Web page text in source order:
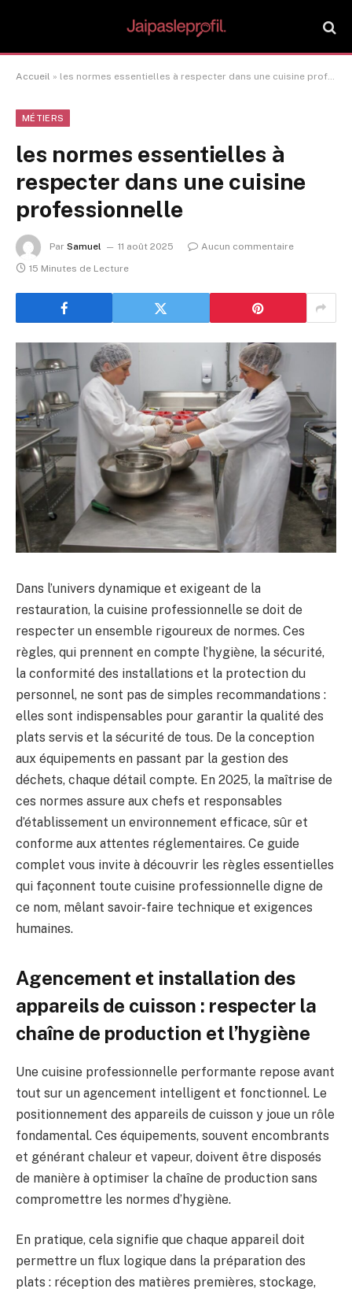
Accueil » les normes essentielles à respecter dans une cuisine professionnelle
MÉTIERS
les normes essentielles à
respecter dans une cuisine
professionnelle
Par Samuel 11 août 2025
Aucun commentaire
15 Minutes de Lecture
Dans l’univers dynamique et exigeant de la
restauration, la cuisine professionnelle se doit de
respecter un ensemble rigoureux de normes. Ces
règles, qui prennent en compte l’hygiène, la sécurité,
la conformité des installations et la protection du
personnel, ne sont pas de simples recommandations :
elles sont indispensables pour garantir la qualité des
plats servis et la sécurité de tous. De la conception
aux équipements en passant par la gestion des
déchets, chaque détail compte. En 2025, la maîtrise de
ces normes assure aux chefs et responsables
d’établissement un environnement efficace, sûr et
conforme aux attentes réglementaires. Ce guide
complet vous invite à découvrir les règles essentielles
qui façonnent toute cuisine professionnelle digne de
ce nom, mêlant savoir-faire technique et exigences
humaines.
Agencement et installation des
appareils de cuisson : respecter la
chaîne de production et l’hygiène
Une cuisine professionnelle performante repose avant
tout sur un agencement intelligent et fonctionnel. Le
positionnement des appareils de cuisson y joue un rôle
fondamental. Ces équipements, souvent encombrants
et générant chaleur et vapeur, doivent être disposés
de manière à optimiser la chaîne de production sans
compromettre les normes d’hygiène.
En pratique, cela signifie que chaque appareil doit
permettre un flux logique dans la préparation des
plats : réception des matières premières, stockage,